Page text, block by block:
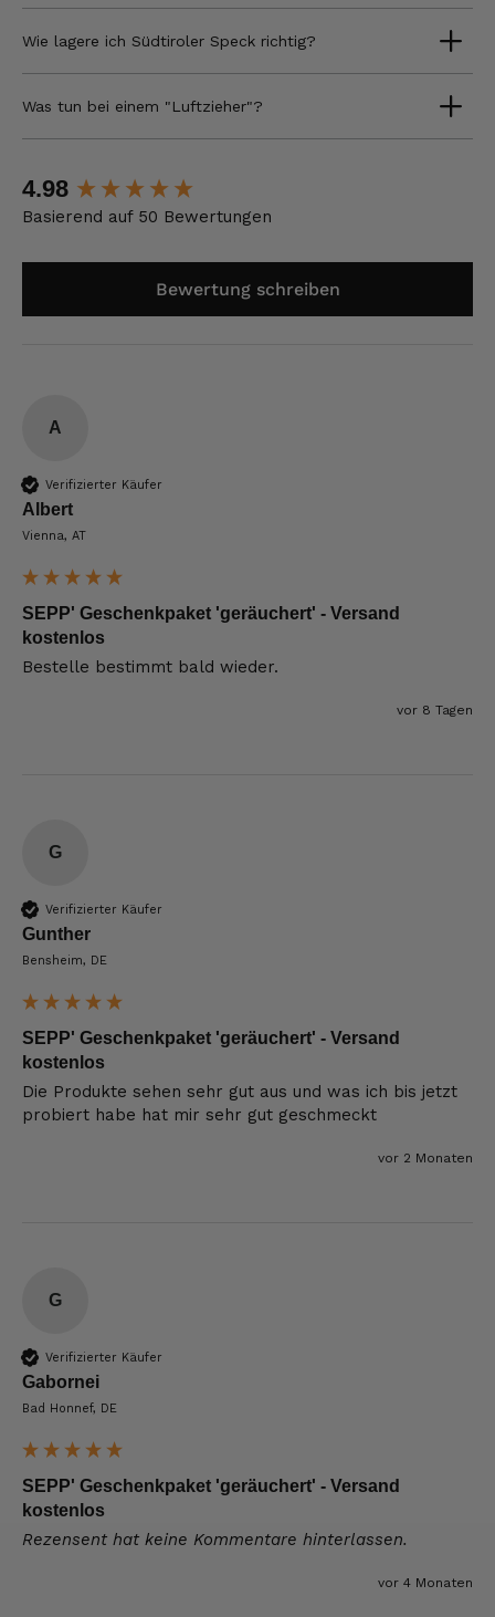
Wie lagere ich Südtiroler Speck richtig?
Was tun bei einem "Luftzieher"?
4.98
Basierend auf 50 Bewertungen
Bewertung schreiben
A
Verifizierter Käufer
Albert
Vienna, AT
SEPP' Geschenkpaket 'geräuchert' - Versand
kostenlos
Bestelle bestimmt bald wieder.
vor 8 Tagen
G
Verifizierter Käufer
Gunther
Bensheim, DE
SEPP' Geschenkpaket 'geräuchert' - Versand
kostenlos
Die Produkte sehen sehr gut aus und was ich bis jetzt
probiert habe hat mir sehr gut geschmeckt
vor 2 Monaten
G
Verifizierter Käufer
Gabornei
Bad Honnef, DE
SEPP' Geschenkpaket 'geräuchert' - Versand
kostenlos
Rezensent hat keine Kommentare hinterlassen.
vor 4 Monaten
New content loaded